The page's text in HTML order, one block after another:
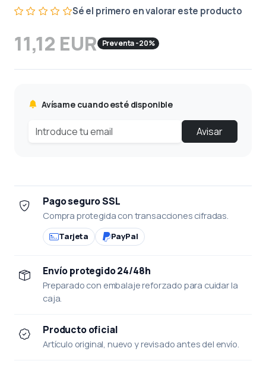
Sé el primero en valorar este producto
11,12 EUR Preventa -20%
Avísame cuando esté disponible
Avisar
Pago seguro SSL
Compra protegida con transacciones cifradas.
Tarjeta PayPal
Envío protegido 24/48h
Preparado con embalaje reforzado para cuidar la
caja.
Producto oficial
Artículo original, nuevo y revisado antes del envío.